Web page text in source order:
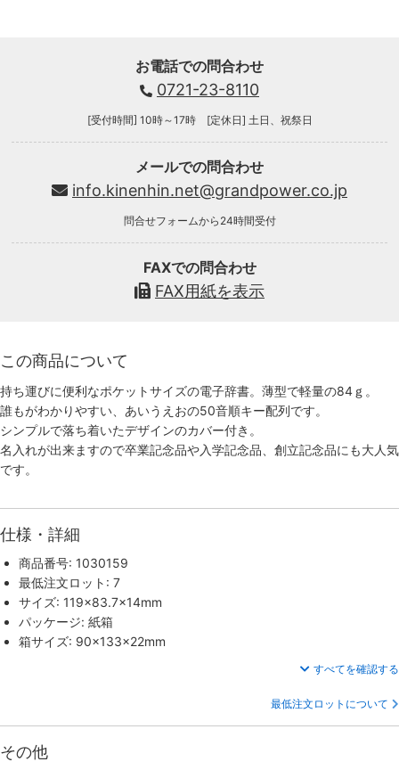
お電話での問合わせ
0721-23-8110
[受付時間] 10時～17時 [定休日] 土日、祝祭日
メールでの問合わせ
info.kinenhin.net@grandpower.co.jp
問合せフォームから24時間受付
FAXでの問合わせ
FAX用紙を表示
この商品について
持ち運びに便利なポケットサイズの電子辞書。薄型で軽量の84ｇ。
誰もがわかりやすい、あいうえおの50音順キー配列です。
シンプルで落ち着いたデザインのカバー付き。
名入れが出来ますので卒業記念品や入学記念品、創立記念品にも大人気
です。
仕様・詳細
商品番号: 1030159
最低注文ロット: 7
サイズ: 119×83.7×14mm
パッケージ: 紙箱
箱サイズ: 90×133×22mm
すべてを確認する
最低注文ロットについて
その他